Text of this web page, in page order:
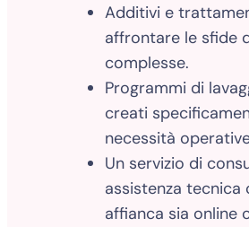
Additivi e
affrontare le sfide
complesse.
Programmi di
creati
necessità
Un servizio di
assistenza tecnica
affianca sia online